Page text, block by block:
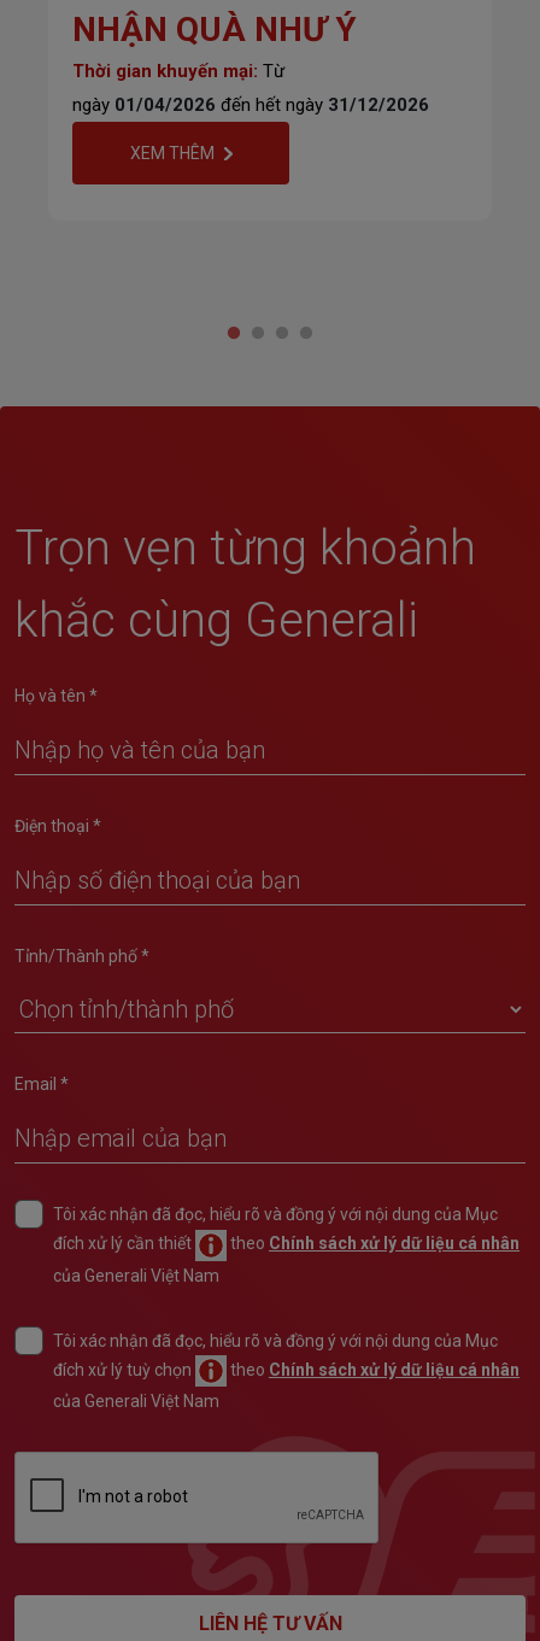
NHẬN QUÀ NHƯ Ý
Thời gian khuyến mại: Từ
ngày 01/04/2026 đến hết ngày 31/12/2026
XEM THÊM
Trọn vẹn từng khoảnh
khắc cùng Generali
Họ và tên *
Điện thoại *
Tỉnh/Thành phố *
Email *
Tôi xác nhận đã đọc, hiểu rõ và đồng ý với nội dung của Mục
đích xử lý cần thiết
theo Chính sách xử lý dữ liệu cá nhân
của Generali Việt Nam
Tôi xác nhận đã đọc, hiểu rõ và đồng ý với nội dung của Mục
đích xử lý tuỳ chọn
theo Chính sách xử lý dữ liệu cá nhân
của Generali Việt Nam
LIÊN HỆ TƯ VẤN